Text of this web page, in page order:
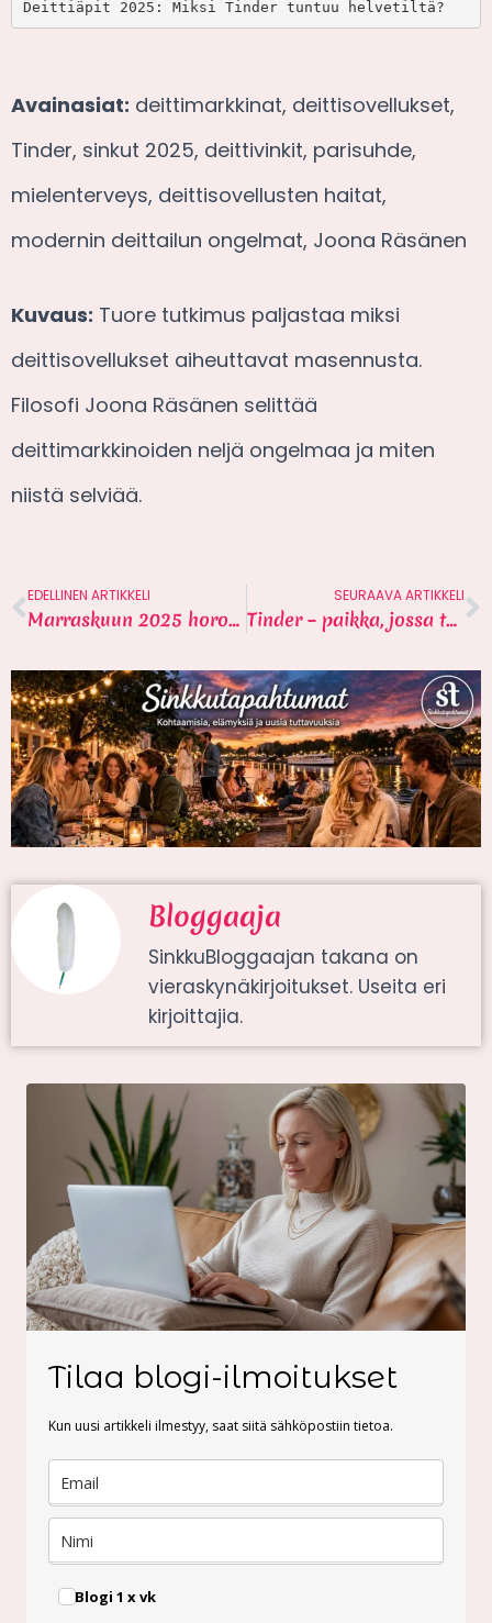
Deittiäpit 2025: Miksi Tinder tuntuu helvetiltä?
Avainasiat: deittimarkkinat, deittisovellukset,
Tinder, sinkut 2025, deittivinkit, parisuhde,
mielenterveys, deittisovellusten haitat,
modernin deittailun ongelmat, Joona Räsänen
Kuvaus: Tuore tutkimus paljastaa miksi
deittisovellukset aiheuttavat masennusta.
Filosofi Joona Räsänen selittää
deittimarkkinoiden neljä ongelmaa ja miten
niistä selviää.
EDELLINEN ARTIKKELI
Marraskuun 2025 horoskooppi sinkuille
SEURAAVA ARTIKKELI
Tinder – paikka, jossa toivo loppuu?
Bloggaaja
SinkkuBloggaajan takana on
vieraskynäkirjoitukset. Useita eri
kirjoittajia.
Tilaa blogi-ilmoitukset
Kun uusi artikkeli ilmestyy, saat siitä sähköpostiin tietoa.
Blogi 1 x vk